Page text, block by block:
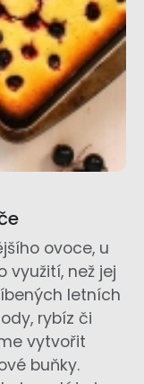
ovoce, u
využití, než jej
letních
rybíz či
vytvořit
buňky.